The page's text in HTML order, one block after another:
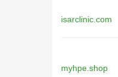
isarclinic.com
myhpe.shop